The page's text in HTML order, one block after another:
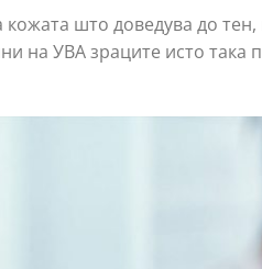
што доведува до
на УВА зраците исто така